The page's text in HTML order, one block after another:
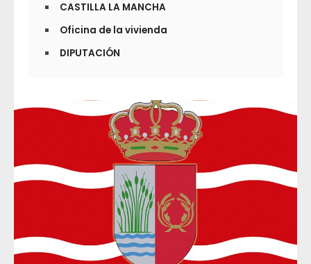
CASTILLA LA MANCHA
Oficina de la vivienda
DIPUTACIÓN